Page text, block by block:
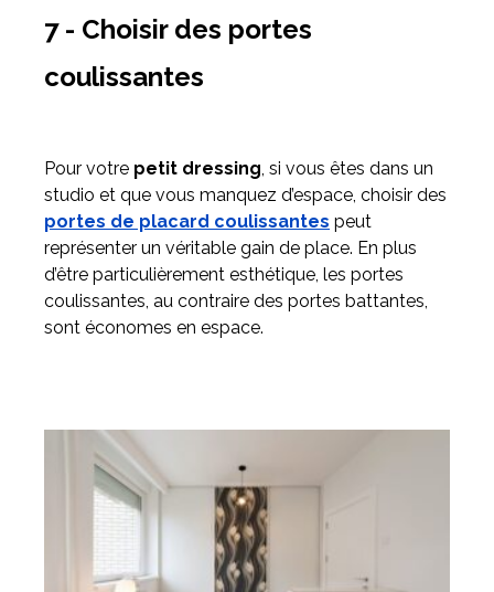
7 - Choisir des portes
coulissantes
Pour votre petit dressing, si vous êtes dans un
studio et que vous manquez d’espace, choisir des
portes de placard coulissantes peut
représenter un véritable gain de place. En plus
d’être particulièrement esthétique, les portes
coulissantes, au contraire des portes battantes,
sont économes en espace.